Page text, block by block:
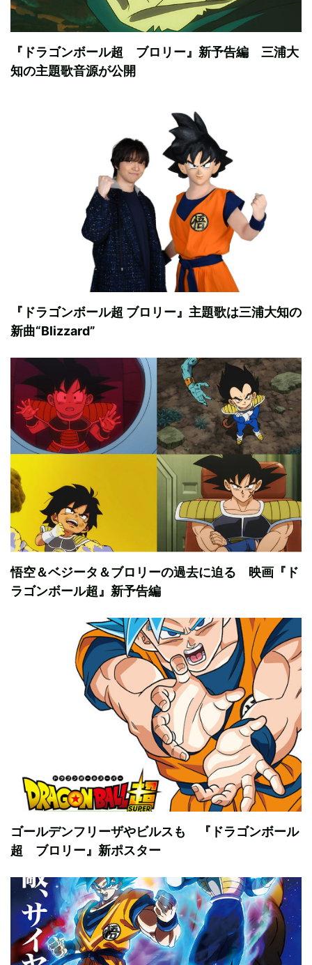
『ドラゴンボール超 ブロリー』新予告編 三浦大
知の主題歌音源が公開
『ドラゴンボール超 ブロリー』主題歌は三浦大知の
新曲“Blizzard”
悟空＆ベジータ＆ブロリーの過去に迫る 映画『ド
ラゴンボール超』新予告編
ゴールデンフリーザやビルスも 『ドラゴンボール
超 ブロリー』新ポスター